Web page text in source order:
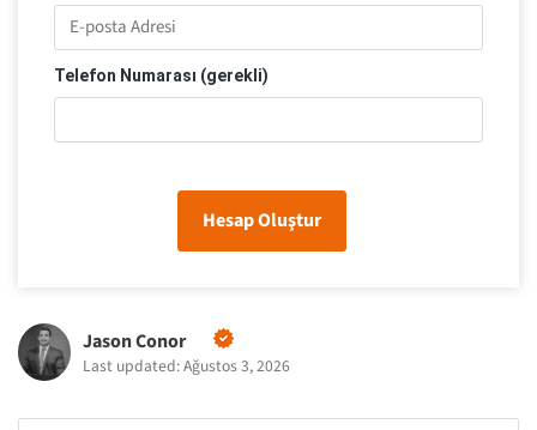
Telefon Numarası (gerekli)
Hesap Oluştur
Jason Conor
Last updated: Ağustos 3, 2026